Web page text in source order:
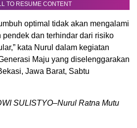
TO RESUME CONTENT
optimal tidak akan mengalami
pendek dan terhindar dari risiko
kata Nurul dalam kegiatan
Maju yang diselenggarakan
Jawa Barat, Sabtu
SULISTYO–Nurul Ratna Mutu